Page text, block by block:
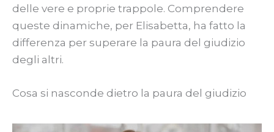
delle vere e proprie trappole. Comprendere
queste dinamiche, per Elisabetta, ha fatto la
differenza per superare la paura del giudizio
degli altri.
Cosa si nasconde dietro la paura del giudizio